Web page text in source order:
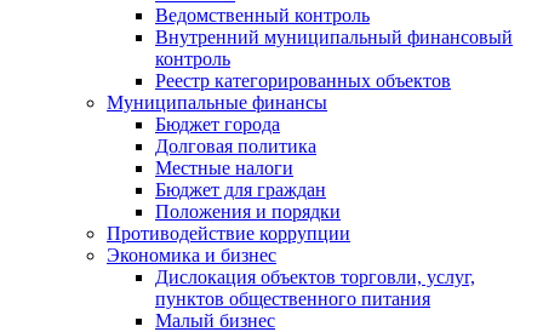
Ведомственный контроль
Внутренний муниципальный финансовый
контроль
Реестр категорированных объектов
Муниципальные финансы
Бюджет города
Долговая политика
Местные налоги
Бюджет для граждан
Положения и порядки
Противодействие коррупции
Экономика и бизнес
Дислокация объектов торговли, услуг,
пунктов общественного питания
Малый бизнес